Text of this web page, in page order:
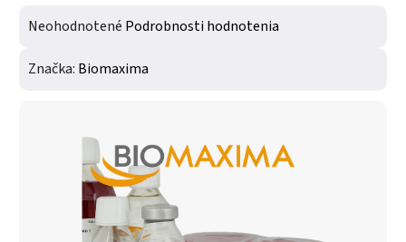
Priemerné hodnotenie produktu je 0,0 z 5 hviezdičiek.
Neohodnotené Podrobnosti hodnotenia
Značka: Biomaxima